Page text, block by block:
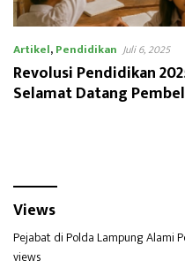
Artikel,Pendidikan Juli 6, 2025
Revolusi Pendidikan
Selamat Datang
Views
Pejabat di Polda Lampung Alami
views